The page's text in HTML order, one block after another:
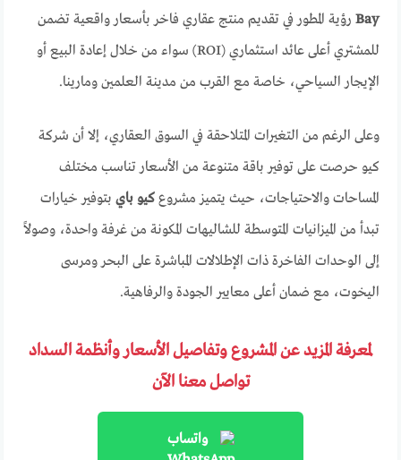
Bay رؤية المطور في تقديم منتج عقاري فاخر بأسعار واقعية تضمن
للمشتري أعلى عائد استثماري (ROI) سواء من خلال إعادة البيع أو
الإيجار السياحي، خاصة مع القرب من مدينة العلمين ومارينا.
وعلى الرغم من التغيرات المتلاحقة في السوق العقاري، إلا أن شركة
كيو حرصت على توفير باقة متنوعة من الأسعار تناسب مختلف
المساحات والاحتياجات، حيث يتميز مشروعكيو باي بتوفير خيارات
تبدأ من الميزانيات المتوسطة للشاليهات المكونة من غرفة واحدة، وصولاً
إلى الوحدات الفاخرة ذات الإطلالات المباشرة على البحر ومرسى
اليخوت، مع ضمان أعلى معايير الجودة والرفاهية.
لمعرفة المزيد عن المشروع وتفاصيل الأسعار وأنظمة السداد
تواصل معنا الآن
واتساب